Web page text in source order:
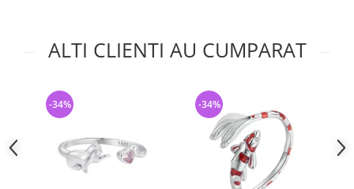
ALTI CLIENTI AU CUMPARAT
-34% -34%